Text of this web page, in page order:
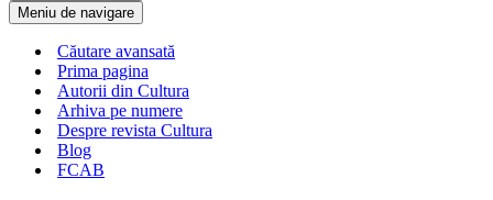
Meniu de navigare
Căutare avansată
Prima pagina
Autorii din Cultura
Arhiva pe numere
Despre revista Cultura
Blog
FCAB